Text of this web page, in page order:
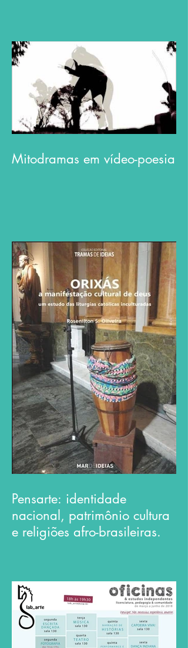
Mitodramas em vídeo-poesia
Pensarte: identidade
nacional, patrimônio cultura
e religiões afro-brasileiras.